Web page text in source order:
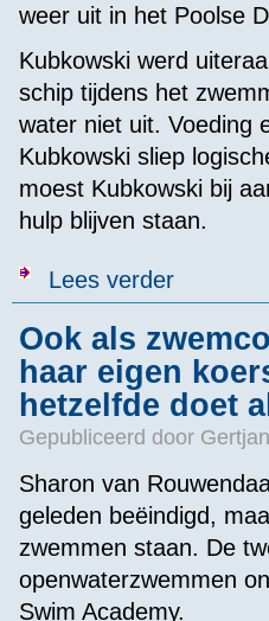
weer uit in het Poolse
Kubkowski werd
schip tijdens het
water niet uit. Voeding
Kubkowski sliep
moest Kubkowski bij
hulp blijven staan.
Lees verderover Poolse
Ook als
haar eigen
hetzelfde doet
Gepubliceerd door
Sharon van
geleden beëindigd,
zwemmen staan. De
openwaterzwemmen
Swim Academy.